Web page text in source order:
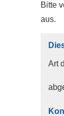
Bitte
aus.
Art